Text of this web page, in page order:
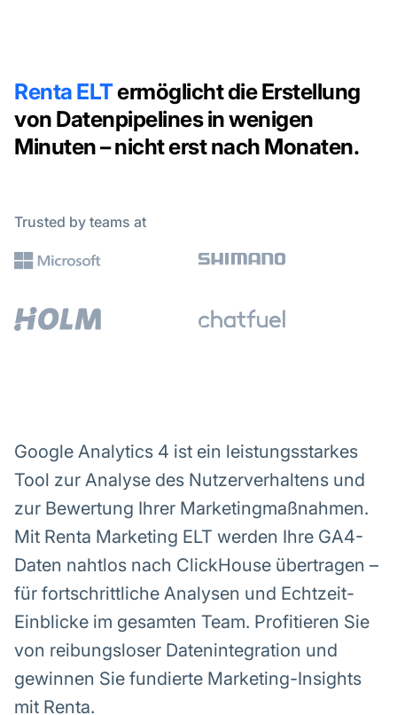
Renta ELTermöglicht die Erstellung
von Datenpipelines in wenigen
Minuten – nicht erst nach Monaten.
Trusted by teams at
Google Analytics 4 ist ein leistungsstarkes
Tool zur Analyse des Nutzerverhaltens und
zur Bewertung Ihrer Marketingmaßnahmen.
Mit Renta Marketing ELT werden Ihre GA4-
Daten nahtlos nach ClickHouse übertragen –
für fortschrittliche Analysen und Echtzeit-
Einblicke im gesamten Team. Profitieren Sie
von reibungsloser Datenintegration und
gewinnen Sie fundierte Marketing-Insights
mit Renta.